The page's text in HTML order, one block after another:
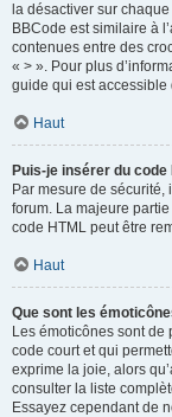
la désactiver sur
BBCode est similaire à
contenues entre des
« > ». Pour plus
guide qui est
Haut
Puis-je insérer du code
Par mesure de sécurité,
forum. La majeure
code HTML peut être
Haut
Que sont les
Les émoticônes sont
code court et qui
exprime la joie, alors
consulter la liste
Essayez cependant de